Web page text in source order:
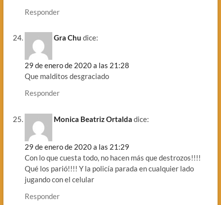
Responder
Gra Chu dice:
29 de enero de 2020 a las 21:28
Que malditos desgraciado
Responder
Monica Beatriz Ortalda dice:
29 de enero de 2020 a las 21:29
Con lo que cuesta todo, no hacen más que destrozos!!!!
Qué los parió!!!! Y la policía parada en cualquier lado
jugando con el celular
Responder